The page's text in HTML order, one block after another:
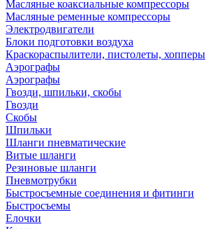
Масляные коаксиальные компрессоры
Масляные ременные компрессоры
Электродвигатели
Блоки подготовки воздуха
Краскораспылители, пистолеты, хопперы
Аэрографы
Аэрографы
Гвозди, шпильки, скобы
Гвозди
Скобы
Шпильки
Шланги пневматические
Витые шланги
Резиновые шланги
Пневмотрубки
Быстросъемные соединения и фитинги
Быстросъемы
Елочки